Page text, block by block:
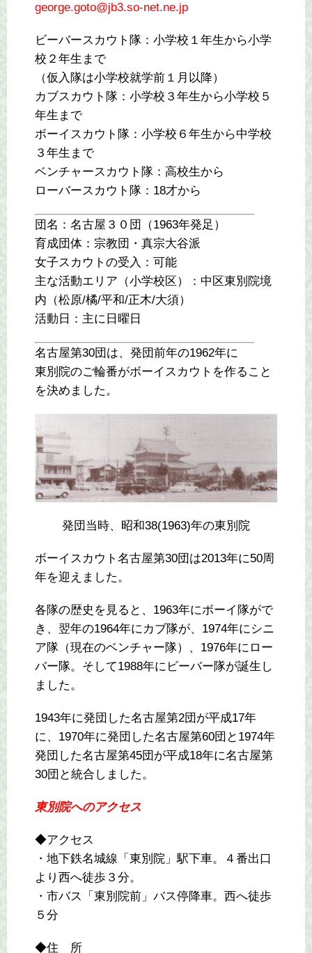
george.goto@jb3.so-net.ne.jp
ビーバースカウト隊：小学校１年生から小学
校２年生まで
（仮入隊は小学校就学前１月以降）
カブスカウト隊：小学校３年生から小学校５
年生まで
ボーイスカウト隊：小学校６年生から中学校
３年生まで
ベンチャースカウト隊：高校生から
ローバースカウト隊：18才から
団名：名古屋３０団（1963年発足）
育成団体：宗教団・真宗大谷派
女子スカウトの受入：可能
主な活動エリア（小学校区）：中区東別院境
内（松原/橘/平和/正木/大須）
活動日：主に日曜日
名古屋第30団は、発団前年の1962年に
東別院のご輪番がボーイスカウトを作ること
を決めました。
発団当時、昭和38(1963)年の東別院
ボーイスカウト名古屋第30団は2013年に50周
年を迎えました。
各隊の歴史を見ると、1963年にボーイ隊がで
き、翌年の1964年にカブ隊が、1974年にシニ
ア隊（現在のベンチャー隊）、1976年にロー
バー隊。そして1988年にビーバー隊が誕生し
ました。
1943年に発団した名古屋第2団が平成17年
に、1970年に発団した名古屋第60団と1974年
発団した名古屋第45団が平成18年に名古屋第
30団と統合しました。
東別院へのアクセス
◆アクセス
・地下鉄名城線「東別院」駅下車。４番出口
より西へ徒歩３分。
・市バス「東別院前」バス停降車。西へ徒歩
５分
◆住 所